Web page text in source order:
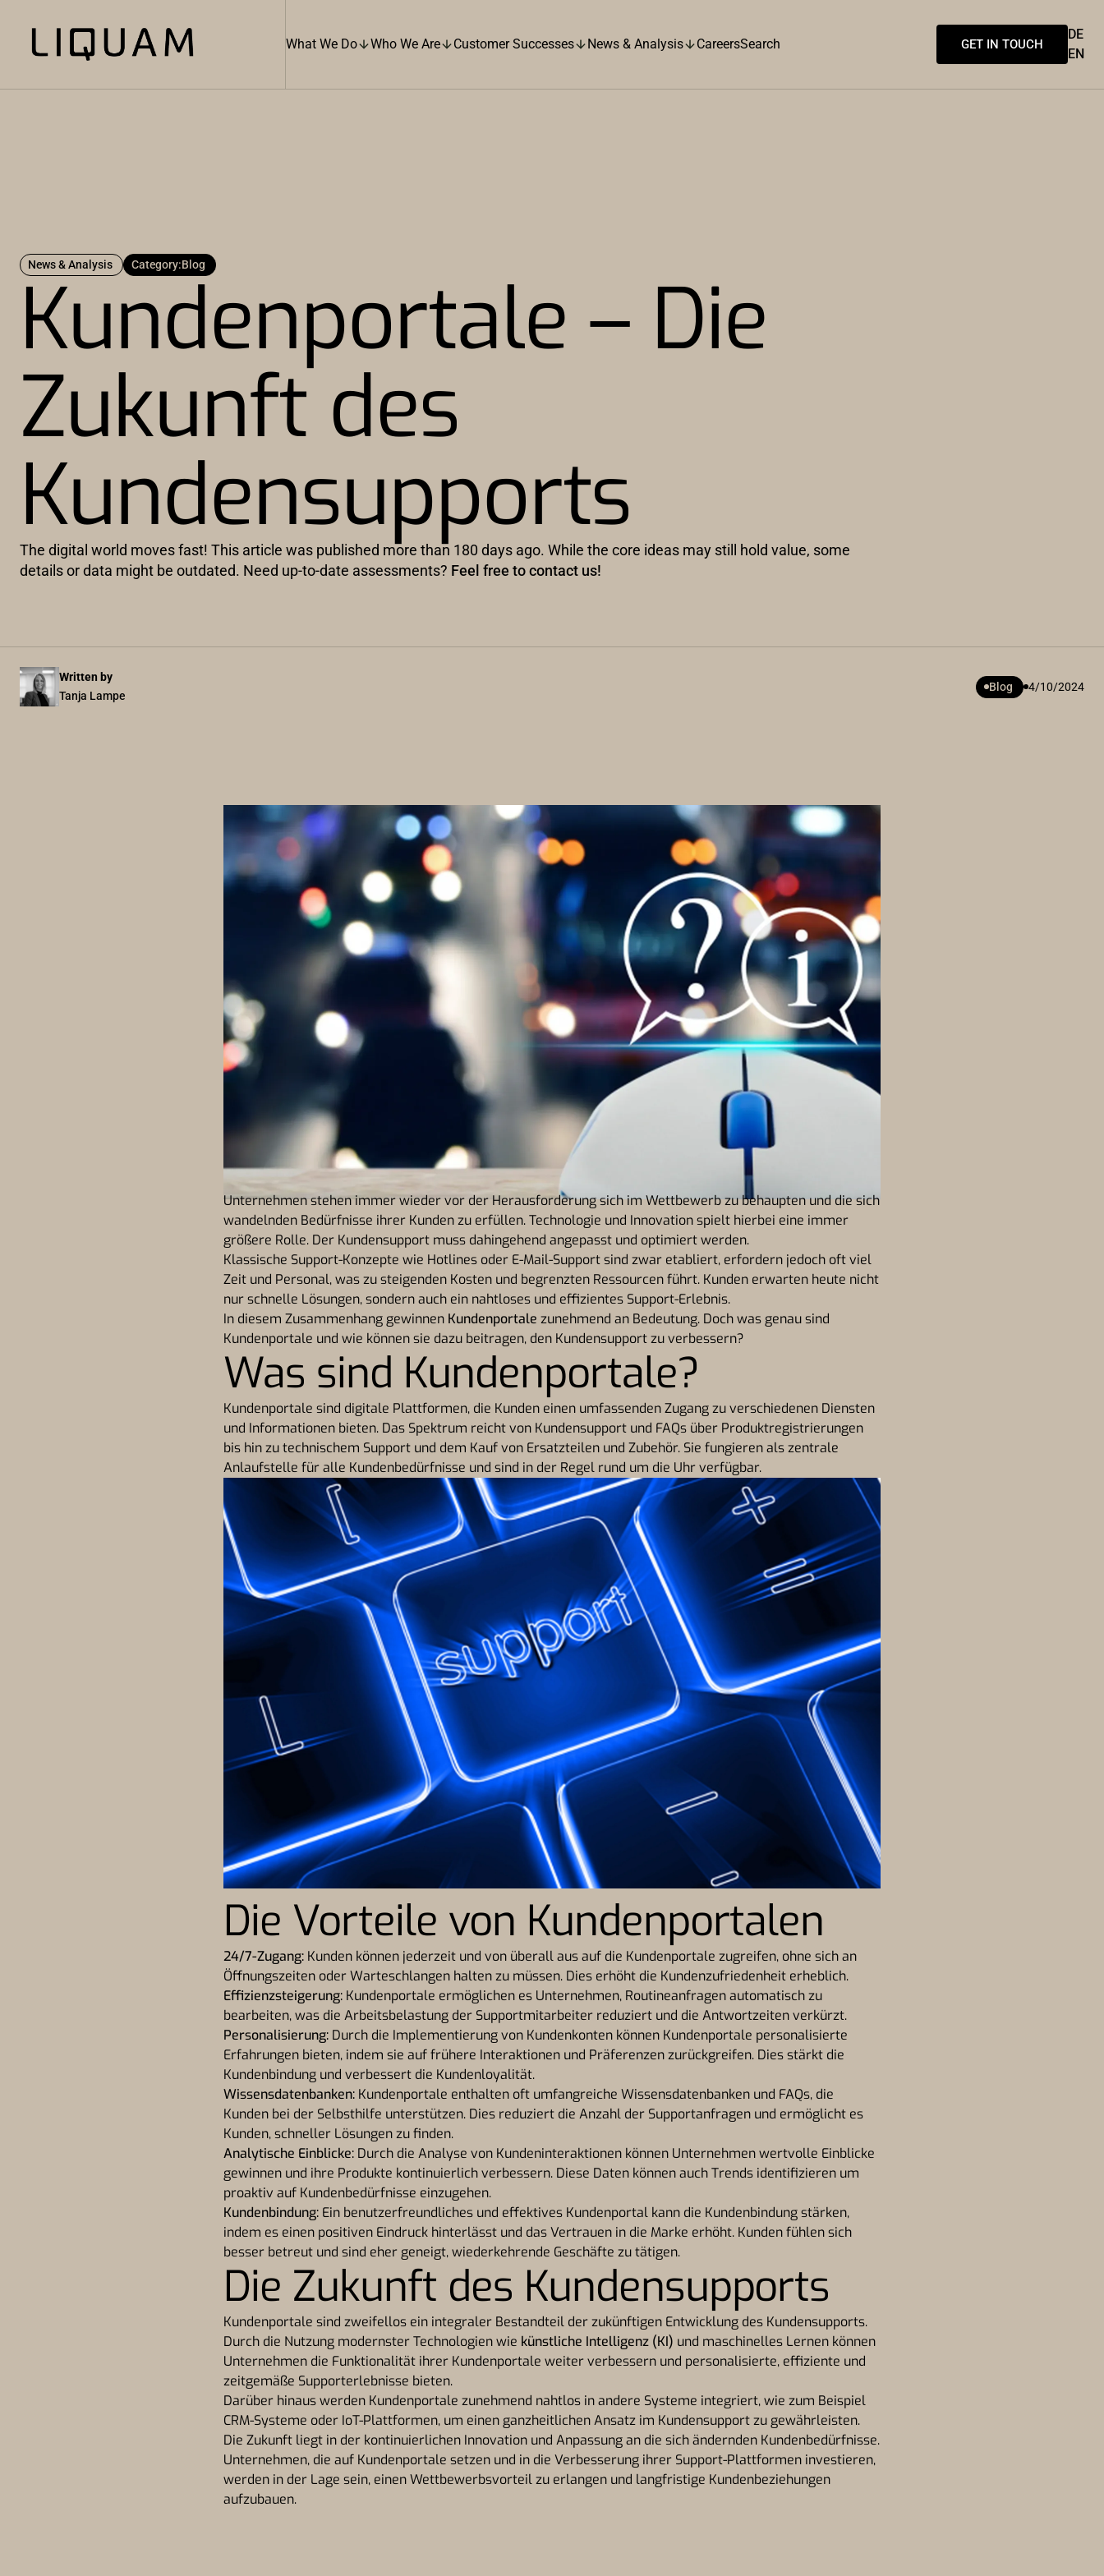
What We Do Who We Are Customer Successes News & Analysis CareersSearch GET IN TOUCH
DE
EN
News & Analysis Category:Blog
Kundenportale – Die
Zukunft des
Kundensupports
The digital world moves fast! This article was published more than 180 days ago. While the core ideas may still hold value, some
details or data might be outdated. Need up-to-date assessments? Feel free to contact us!
Written by
Tanja Lampe
Blog 4/10/2024
Unternehmen stehen immer wieder vor der Herausforderung sich im Wettbewerb zu behaupten und die sich
wandelnden Bedürfnisse ihrer Kunden zu erfüllen. Technologie und Innovation spielt hierbei eine immer
größere Rolle. Der Kundensupport muss dahingehend angepasst und optimiert werden.
Klassische Support-Konzepte wie Hotlines oder E-Mail-Support sind zwar etabliert, erfordern jedoch oft viel
Zeit und Personal, was zu steigenden Kosten und begrenzten Ressourcen führt. Kunden erwarten heute nicht
nur schnelle Lösungen, sondern auch ein nahtloses und effizientes Support-Erlebnis.
In diesem Zusammenhang gewinnen Kundenportale zunehmend an Bedeutung. Doch was genau sind
Kundenportale und wie können sie dazu beitragen, den Kundensupport zu verbessern?
Was sind Kundenportale?
Kundenportale sind digitale Plattformen, die Kunden einen umfassenden Zugang zu verschiedenen Diensten
und Informationen bieten. Das Spektrum reicht von Kundensupport und FAQs über Produktregistrierungen
bis hin zu technischem Support und dem Kauf von Ersatzteilen und Zubehör. Sie fungieren als zentrale
Anlaufstelle für alle Kundenbedürfnisse und sind in der Regel rund um die Uhr verfügbar.
Die Vorteile von Kundenportalen
24/7-Zugang: Kunden können jederzeit und von überall aus auf die Kundenportale zugreifen, ohne sich an
Öffnungszeiten oder Warteschlangen halten zu müssen. Dies erhöht die Kundenzufriedenheit erheblich.
Effizienzsteigerung: Kundenportale ermöglichen es Unternehmen, Routineanfragen automatisch zu
bearbeiten, was die Arbeitsbelastung der Supportmitarbeiter reduziert und die Antwortzeiten verkürzt.
Personalisierung: Durch die Implementierung von Kundenkonten können Kundenportale personalisierte
Erfahrungen bieten, indem sie auf frühere Interaktionen und Präferenzen zurückgreifen. Dies stärkt die
Kundenbindung und verbessert die Kundenloyalität.
Wissensdatenbanken: Kundenportale enthalten oft umfangreiche Wissensdatenbanken und FAQs, die
Kunden bei der Selbsthilfe unterstützen. Dies reduziert die Anzahl der Supportanfragen und ermöglicht es
Kunden, schneller Lösungen zu finden.
Analytische Einblicke: Durch die Analyse von Kundeninteraktionen können Unternehmen wertvolle Einblicke
gewinnen und ihre Produkte kontinuierlich verbessern. Diese Daten können auch Trends identifizieren um
proaktiv auf Kundenbedürfnisse einzugehen.
Kundenbindung: Ein benutzerfreundliches und effektives Kundenportal kann die Kundenbindung stärken,
indem es einen positiven Eindruck hinterlässt und das Vertrauen in die Marke erhöht. Kunden fühlen sich
besser betreut und sind eher geneigt, wiederkehrende Geschäfte zu tätigen.
Die Zukunft des Kundensupports
Kundenportale sind zweifellos ein integraler Bestandteil der zukünftigen Entwicklung des Kundensupports.
Durch die Nutzung modernster Technologien wie künstliche Intelligenz (KI) und maschinelles Lernen können
Unternehmen die Funktionalität ihrer Kundenportale weiter verbessern und personalisierte, effiziente und
zeitgemäße Supporterlebnisse bieten.
Darüber hinaus werden Kundenportale zunehmend nahtlos in andere Systeme integriert, wie zum Beispiel
CRM-Systeme oder IoT-Plattformen, um einen ganzheitlichen Ansatz im Kundensupport zu gewährleisten.
Die Zukunft liegt in der kontinuierlichen Innovation und Anpassung an die sich ändernden Kundenbedürfnisse.
Unternehmen, die auf Kundenportale setzen und in die Verbesserung ihrer Support-Plattformen investieren,
werden in der Lage sein, einen Wettbewerbsvorteil zu erlangen und langfristige Kundenbeziehungen
aufzubauen.